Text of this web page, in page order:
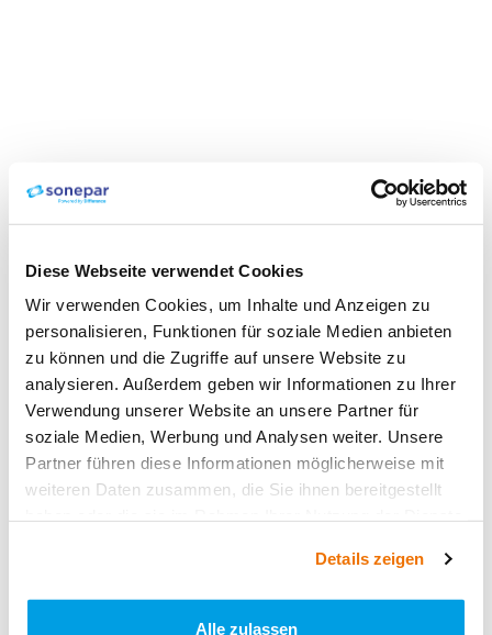
Diese Webseite verwendet Cookies
Wir verwenden Cookies, um Inhalte und Anzeigen zu
personalisieren, Funktionen für soziale Medien anbieten
zu können und die Zugriffe auf unsere Website zu
analysieren. Außerdem geben wir Informationen zu Ihrer
Verwendung unserer Website an unsere Partner für
soziale Medien, Werbung und Analysen weiter. Unsere
Partner führen diese Informationen möglicherweise mit
weiteren Daten zusammen, die Sie ihnen bereitgestellt
Details zeigen
Alle zulassen